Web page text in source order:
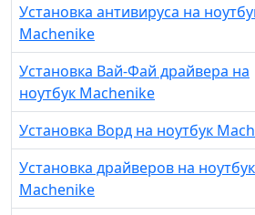
Установка антивируса на
Machenike
Установка Вай-Фай драйвера на
ноутбук Machenike
Установка Ворд на ноутбук
Установка драйверов на ноутбук
Machenike